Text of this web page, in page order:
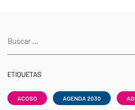
ETIQUETAS
ACOSO AGENDA 2030